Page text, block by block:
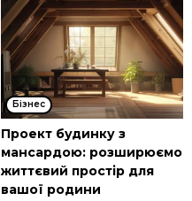
Бізнес
Проект будинку з
мансардою: розширюємо
життєвий простір для
вашої родини